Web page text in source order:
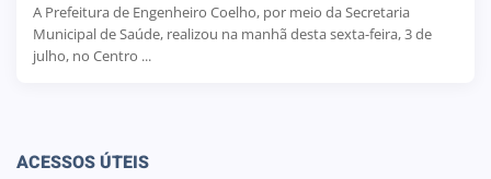
A Prefeitura de Engenheiro Coelho, por meio da Secretaria
Municipal de Saúde, realizou na manhã desta sexta-feira, 3 de
julho, no Centro ...
ACESSOS ÚTEIS